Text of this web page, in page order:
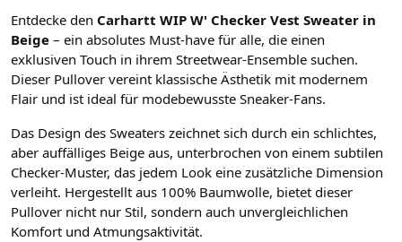
Entdecke den Carhartt WIP W' Checker Vest Sweater in
Beige – ein absolutes Must-have für alle, die einen
exklusiven Touch in ihrem Streetwear-Ensemble suchen.
Dieser Pullover vereint klassische Ästhetik mit modernem
Flair und ist ideal für modebewusste Sneaker-Fans.
Das Design des Sweaters zeichnet sich durch ein schlichtes,
aber auffälliges Beige aus, unterbrochen von einem subtilen
Checker-Muster, das jedem Look eine zusätzliche Dimension
verleiht. Hergestellt aus 100% Baumwolle, bietet dieser
Pullover nicht nur Stil, sondern auch unvergleichlichen
Komfort und Atmungsaktivität.